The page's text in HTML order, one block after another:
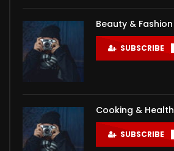
Beauty & Fashion
SUBSCRIBE
Cooking & Health
SUBSCRIBE